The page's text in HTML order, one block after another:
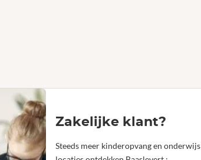
Zakelijke klant?
Steeds meer kinderopvang en onderwijs